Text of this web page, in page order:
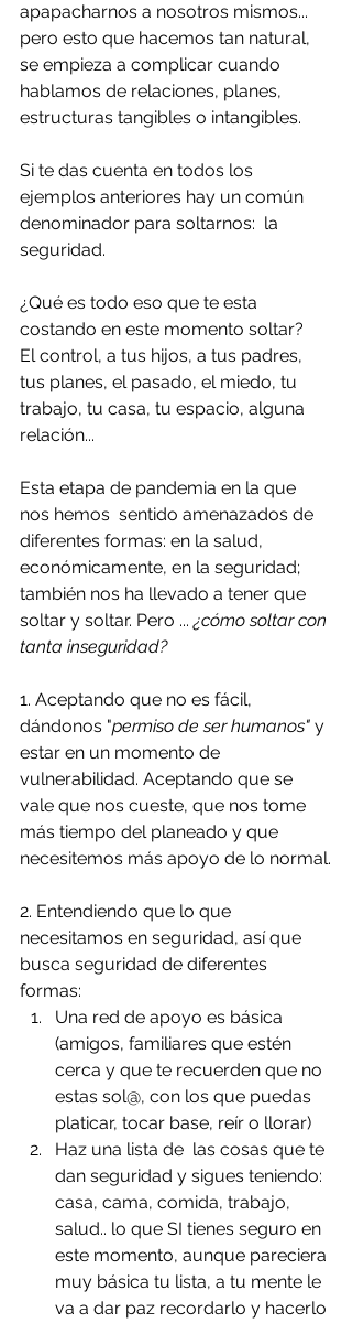
apapacharnos a nosotros mismos...
pero esto que hacemos tan natural,
se empieza a complicar cuando
hablamos de relaciones, planes,
estructuras tangibles o intangibles.
Si te das cuenta en todos los
ejemplos anteriores hay un común
denominador para soltarnos:  la
seguridad.
¿Qué es todo eso que te esta
costando en este momento soltar?
El control, a tus hijos, a tus padres,
tus planes, el pasado, el miedo, tu
trabajo, tu casa, tu espacio, alguna
relación...
Esta etapa de pandemia en la que
nos hemos  sentido amenazados de
diferentes formas: en la salud,
económicamente, en la seguridad;
también nos ha llevado a tener que
soltar y soltar. Pero ... ¿cómo soltar con
tanta inseguridad?
1. Aceptando que no es fácil,
dándonos "permiso de ser humanos" y
estar en un momento de
vulnerabilidad. Aceptando que se
vale que nos cueste, que nos tome
más tiempo del planeado y que
necesitemos más apoyo de lo normal.
2. Entendiendo que lo que
necesitamos en seguridad, así que
busca seguridad de diferentes
formas:
Una red de apoyo es básica
(amigos, familiares que estén
cerca y que te recuerden que no
estas sol@, con los que puedas
platicar, tocar base, reír o llorar)
Haz una lista de  las cosas que te
dan seguridad y sigues teniendo:
casa, cama, comida, trabajo,
salud.. lo que SI tienes seguro en
este momento, aunque pareciera
muy básica tu lista, a tu mente le
va a dar paz recordarlo y hacerlo